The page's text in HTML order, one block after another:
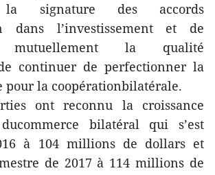
la signature des accords
dans l’investissement et de
mutuellement la qualité
continuer de perfectionner la
pour la coopérationbilatérale.
ont reconnu la croissance
bilatéral qui s’est
à 104 millions de dollars et
de 2017 à 114 millions de